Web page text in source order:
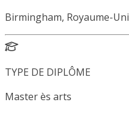
Birmingham, Royaume-Uni
TYPE DE DIPLÔME
Master ès arts